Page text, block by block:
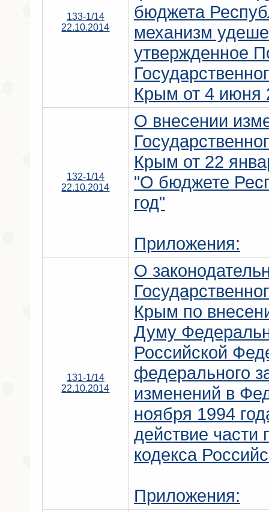
133-1/14
22.10.2014
бюджета
механизм
утвержденное
Крым от 4 июня
132-1/14
22.10.2014
О внесении
Крым от 22
"О бюджете
год"
Приложения:
131-1/14
22.10.2014
О
Крым по
Думу
Российской
федерального
изменений в
ноября 1994
действие части
кодекса
Приложения: